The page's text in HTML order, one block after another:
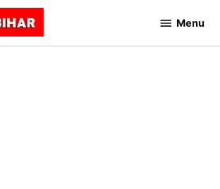
Bihar
Menu